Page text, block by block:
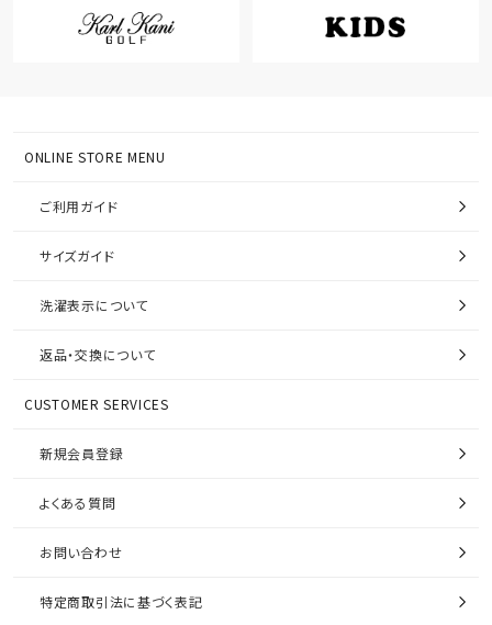
ONLINE STORE MENU
ご利用ガイド
サイズガイド
洗濯表示について
返品・交換について
CUSTOMER SERVICES
新規会員登録
よくある質問
お問い合わせ
特定商取引法に基づく表記